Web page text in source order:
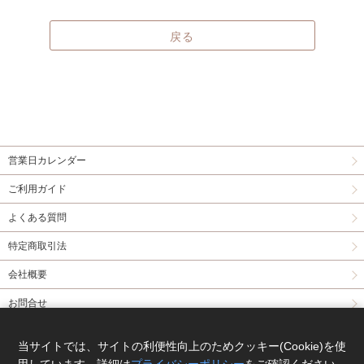
戻る
営業日カレンダー
ご利用ガイド
よくある質問
特定商取引法
会社概要
お問合せ
当サイトでは、サイトの利便性向上のためクッキー(Cookie)を使